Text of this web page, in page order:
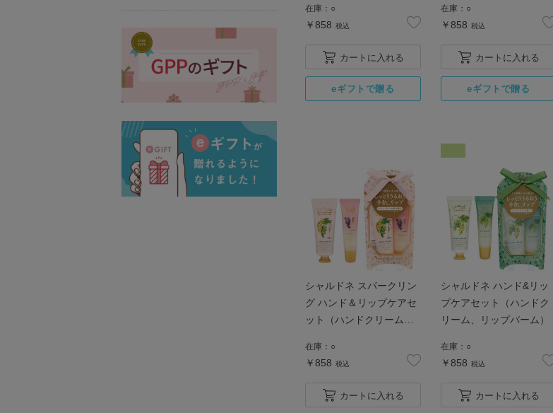
在庫： ○
￥858 税込
カートに入れる
在庫： ○
￥858 税込
カートに入れる
シャルドネ スパークリン
グ ハンド＆リップケアセ
ット（ハンドクリーム、
在庫： ○
￥858 税込
カートに入れる
シャルドネ ハンド&リッ
プケアセット（ハンドク
リーム、リップバーム）
在庫： ○
￥858 税込
カートに入れる